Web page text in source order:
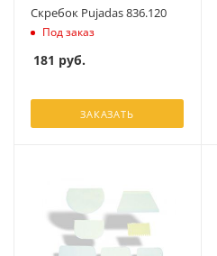
Скребок Pujadas 836.120
Под заказ
181 руб.
ЗАКАЗАТЬ